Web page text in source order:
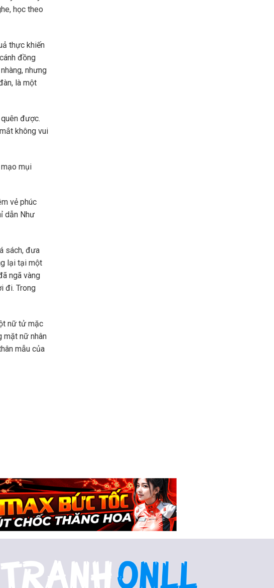
học theo
thực khiến
đồng
nhưng
là một
được.
không vui
mụi
vẻ phúc
dẫn Như
sách, đưa
lại tại một
ngã vàng
đi. Trong
nữ tử mặc
mặt nữ nhân
mẫu của